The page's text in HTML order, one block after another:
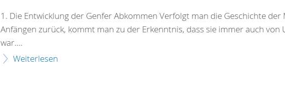
1. Die Entwicklung der Genfer Abkommen Verfolgt man die Geschichte
Anfängen zurück, kommt man zu der Erkenntnis, dass sie immer auch von
war....
Weiterlesen